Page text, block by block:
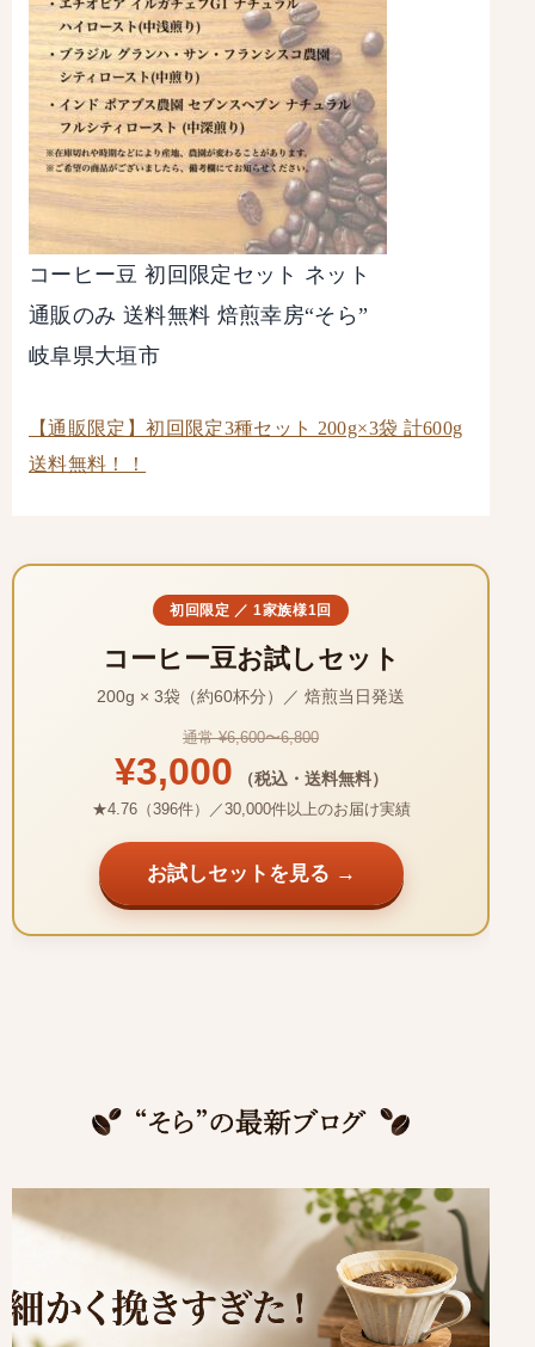
コーヒー豆 初回限定セット ネット
通販のみ 送料無料 焙煎幸房“そら”
岐阜県大垣市
【通販限定】初回限定3種セット 200g×3袋 計600g
送料無料！！
初回限定 ／ 1家族様1回
コーヒー豆お試しセット
200g × 3袋（約60杯分）／ 焙煎当日発送
通常 ¥6,600〜6,800
¥3,000 （税込・送料無料）
★4.76（396件）／30,000件以上のお届け実績
お試しセットを見る →